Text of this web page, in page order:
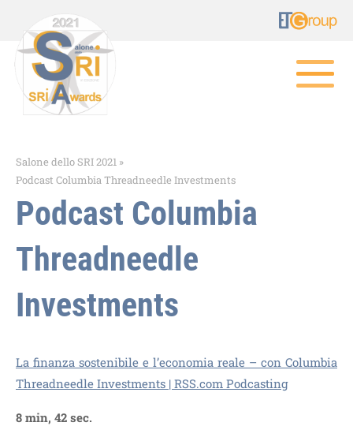
Salone dello SRI 2021 »
Podcast Columbia Threadneedle Investments
Podcast Columbia
Threadneedle
Investments
La finanza sostenibile e l’economia reale – con Columbia
Threadneedle Investments | RSS.com Podcasting
8 min, 42 sec.